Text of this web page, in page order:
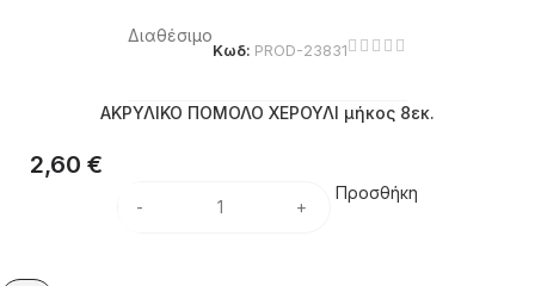
Διαθέσιμο
Κωδ: PROD-23831
ΑΚΡΥΛΙΚΟ ΠΟΜΟΛΟ ΧΕΡΟΥΛΙ μήκος 8εκ.
2,60 €
Προσθήκη